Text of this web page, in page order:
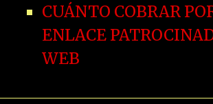
CUÁNTO COBRAR
ENLACE
WEB